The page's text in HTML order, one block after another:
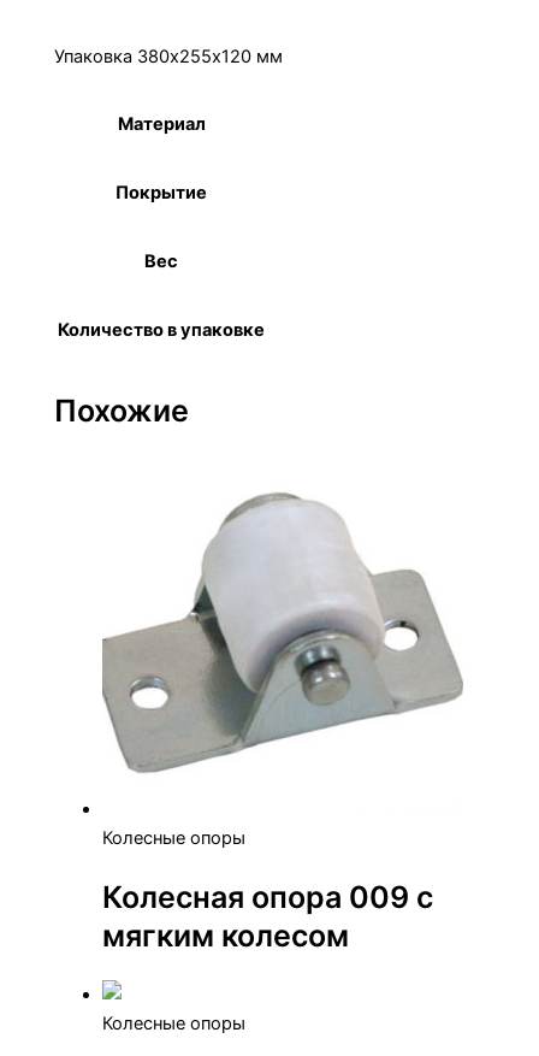
Упаковка 380х255х120 мм
Материал
Покрытие
Вес
Количество в упаковке
Похожие
Колесные опоры
Колесная опора 009 с
мягким колесом
Колесные опоры